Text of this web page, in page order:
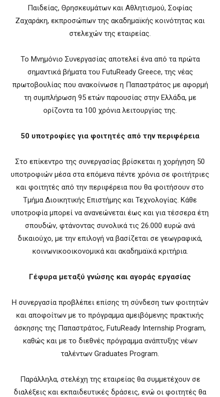
Παιδείας, Θρησκευμάτων και Αθλητισμού, Σοφίας
Ζαχαράκη, εκπροσώπων της ακαδημαϊκής κοινότητας και
στελεχών της εταιρείας.
Το Μνημόνιο Συνεργασίας αποτελεί ένα από τα πρώτα
σημαντικά βήματα του FutuReady Greece, της νέας
πρωτοβουλίας που ανακοίνωσε η Παπαστράτος με αφορμή
τη συμπλήρωση 95 ετών παρουσίας στην Ελλάδα, με
ορίζοντα τα 100 χρόνια λειτουργίας της.
50 υποτροφίες για φοιτητές από την περιφέρεια
Στο επίκεντρο της συνεργασίας βρίσκεται η χορήγηση 50
υποτροφιών μέσα στα επόμενα πέντε χρόνια σε φοιτήτριες
και φοιτητές από την περιφέρεια που θα φοιτήσουν στο
Τμήμα Διοικητικής Επιστήμης και Τεχνολογίας. Κάθε
υποτροφία μπορεί να ανανεώνεται έως και για τέσσερα έτη
σπουδών, φτάνοντας συνολικά τις 26.000 ευρώ ανά
δικαιούχο, με την επιλογή να βασίζεται σε γεωγραφικά,
κοινωνικοοικονομικά και ακαδημαϊκά κριτήρια.
Γέφυρα μεταξύ γνώσης και αγοράς εργασίας
Η συνεργασία προβλέπει επίσης τη σύνδεση των φοιτητών
και αποφοίτων με το πρόγραμμα αμειβόμενης πρακτικής
άσκησης της Παπαστράτος, FutuReady Internship Program,
καθώς και με το διεθνές πρόγραμμα ανάπτυξης νέων
ταλέντων Graduates Program.
Παράλληλα, στελέχη της εταιρείας θα συμμετέχουν σε
διαλέξεις και εκπαιδευτικές δράσεις, ενώ οι φοιτητές θα